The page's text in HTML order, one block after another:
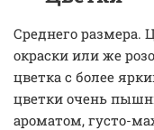
Среднего размера.
окраски или же
цветка с более
цветки очень
ароматом, густо-